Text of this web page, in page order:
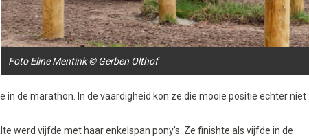
Foto Eline Mentink © Gerben Olthof
in de marathon. In de vaardigheid kon ze die mooie positie echter niet
werd vijfde met haar enkelspan pony’s. Ze finishte als vijfde in de